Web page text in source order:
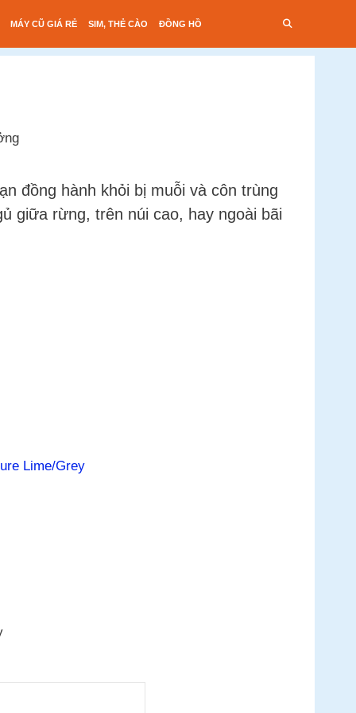
MÁY CŨ GIÁ RẺ SIM, THẺ CÀO ĐỒNG HỒ
đồng hành khỏi bị muỗi và côn trùng
giữa rừng, trên núi cao, hay ngoài bãi
Lime/Grey